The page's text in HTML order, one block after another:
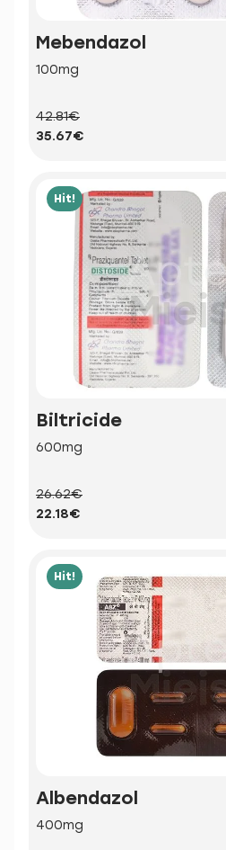
Mebendazol
100mg
42.81€
35.67€
Hit!
Biltricide
600mg
26.62€
22.18€
Hit!
Albendazol
400mg